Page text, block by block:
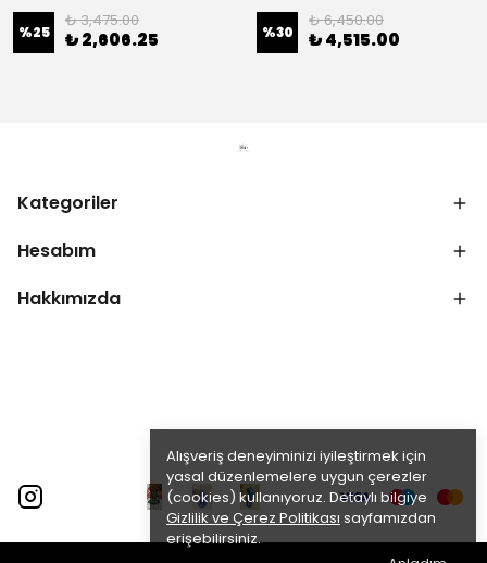
Alışveriş deneyiminizi iyileştirmek için
yasal düzenlemelere uygun çerezler
(cookies) kullanıyoruz. Detaylı bilgiye
Gizlilik ve Çerez Politikası sayfamızdan
erişebilirsiniz.
%25
₺ 3,475.00
₺ 2,606.25 %30
₺ 6,450.00
₺ 4,515.00
Kategoriler
Hesabım
Hakkımızda